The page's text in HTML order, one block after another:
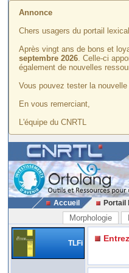
Annonce
Chers usagers du portail
Après vingt ans de bons et
septembre 2026. Celle-ci
également de nouvelles
Vous pouvez tester la
En vous remerciant,
L'équipe du CNRTL
Accueil Portail
Morphologie
TLFi